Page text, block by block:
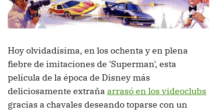
Hoy olvidadísima, en los ochenta y en plena
fiebre de imitaciones de 'Superman', esta
película de la época de Disney más
deliciosamente extraña arrasó en los videoclubs
gracias a chavales deseando toparse con un